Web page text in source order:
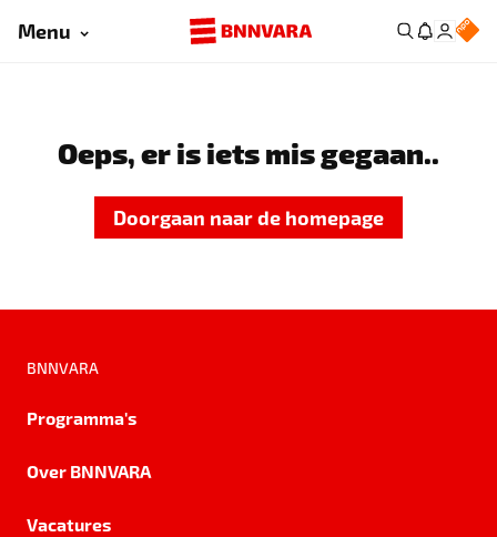
Menu
Oeps, er is iets mis gegaan..
Doorgaan naar de homepage
BNNVARA
Programma's
Over BNNVARA
Vacatures